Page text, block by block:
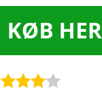
KØB HER